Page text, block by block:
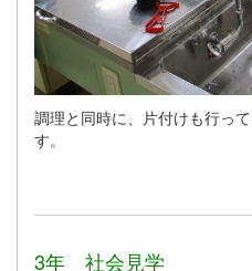
調理と同時に、片付けも行っ
す。
3年 社会見学